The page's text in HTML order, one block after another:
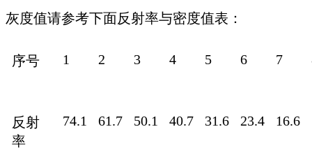
灰度值请参考下面反射率与密度值表：
序号 1 2 3 4 5 6 7
反射
率
74.1 61.7 50.1 40.7 31.6 23.4 16.6